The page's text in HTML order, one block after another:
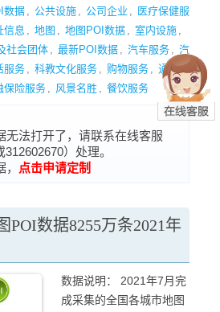
数据 , 公共设施 , 公司企业 , 医疗保健服
信息 , 地图 , 地图POI数据 , 室内设施 ,
社会团体 , 最新POI数据 , 汽车服务 , 汽
服务 , 科教文化服务 , 购物服务 , 通行设
保险服务 , 风景名胜 , 餐饮服务
无法打开了，请联系在线客服
）处理。
点击申请定制
POI数据8255万条2021年
数据说明： 2021年7月完
成采集的全国各城市地图